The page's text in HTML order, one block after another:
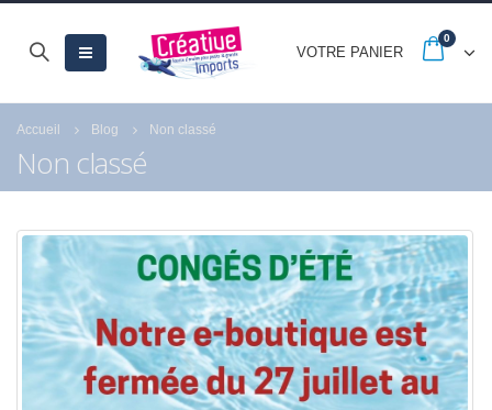
VOTRE PANIER
0
Accueil Blog Non classé
Non classé
-20% jusqu’au 30
septembre avec les
French Days
23 septembre 2025
Quels sont les
pour réussir la
numéro de Royal
Langnickel® ?
18 juillet 2021
Fermeture estivale
21 juillet 2026